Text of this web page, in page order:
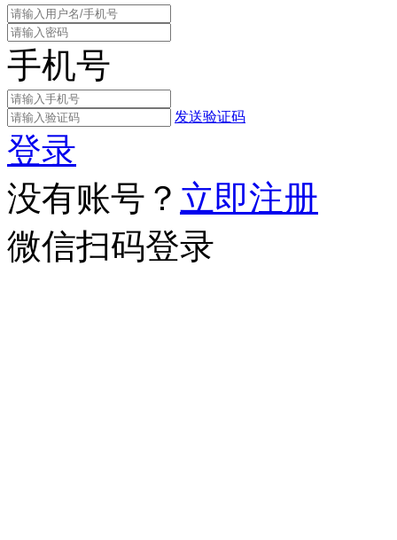
手机号
发送验证码
登录
没有账号？ 立即注册
微信扫码登录